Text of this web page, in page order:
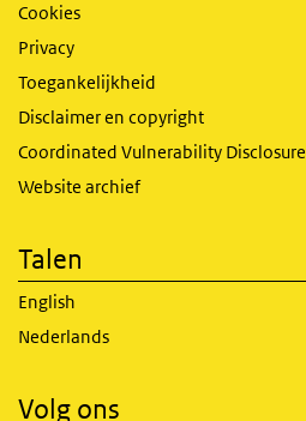
Cookies
Privacy
Toegankelijkheid
Disclaimer en copyright
Coordinated Vulnerability Disclosure
Website archief
Talen
English
Nederlands
Volg ons